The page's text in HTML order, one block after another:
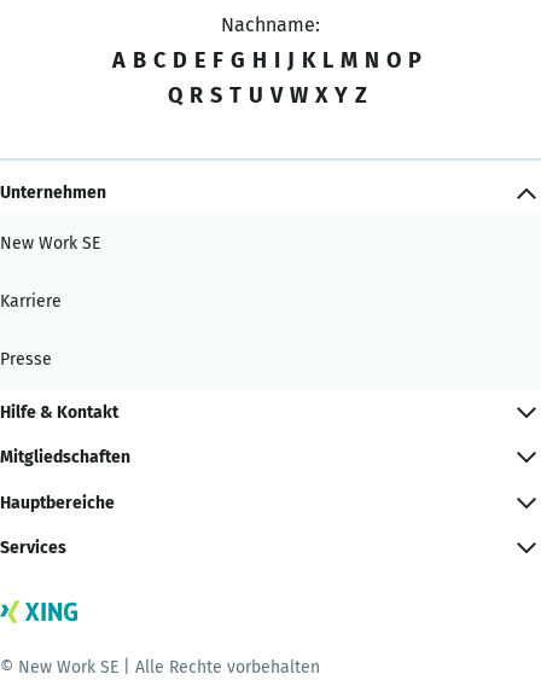
Nachname:
A B C D E F G H I J K L M N O P
Q R S T U V W X Y Z
Unternehmen
New Work SE
Karriere
Presse
Hilfe & Kontakt
Mitgliedschaften
Hauptbereiche
Services
© New Work SE | Alle Rechte vorbehalten